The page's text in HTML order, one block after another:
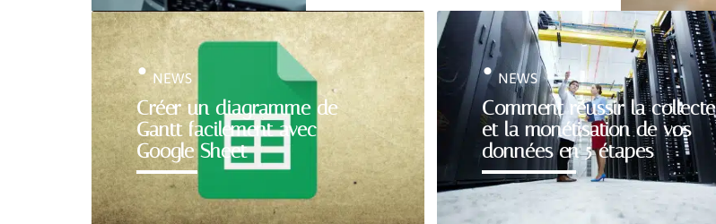
Créer un diagramme de
Gantt facilement avec
Google Sheet
NEWS
Comment réussir la collecte
et la monétisation de vos
données en 5 étapes
NEWS